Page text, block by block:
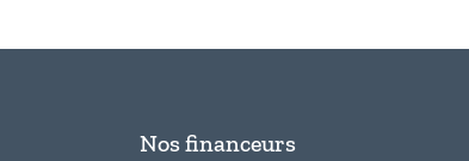
Nos financeurs